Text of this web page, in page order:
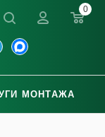
0
МОНТАЖА